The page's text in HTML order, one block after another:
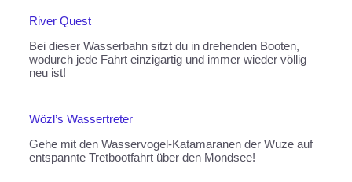
River Quest
Bei dieser Wasserbahn sitzt du in drehenden Booten,
wodurch jede Fahrt einzigartig und immer wieder völlig
neu ist!
Wözl’s Wassertreter
Gehe mit den Wasservogel-Katamaranen der Wuze auf
entspannte Tretbootfahrt über den Mondsee!